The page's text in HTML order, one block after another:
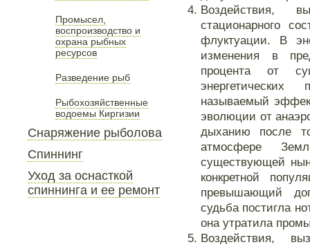
Промысел,
воспроизводство и
охрана рыбных
ресурсов
Разведение рыб
Рыбохозяйственные
водоемы Киргизии
Снаряжение рыболова
Спиннинг
Уход за оснасткой
спиннинга и ее ремонт
Воздействия,
стационарного
флуктуации. В
изменения в
процента от
называемый
эволюции от
дыханию после
атмосфере
существующей
конкретной
превышающий
судьба постигла
она утратила
Воздействия,